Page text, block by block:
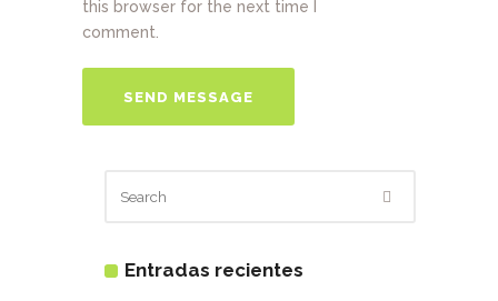
this browser for the next time I
comment.
Entradas recientes